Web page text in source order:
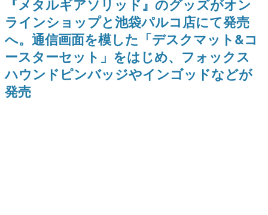
名作ゲームクリエイターの方々に製作時のエピソードをお
聞きし、ヒットする企画（ゲーム）とは何か？を探ってい
きます。
この物語を解いてはいけない。『赫本』は、〈試験問題〉
の形をした短編ホラー小説集です。
『メタルギアソリッド』のグッズがオン
ラインショップと池袋パルコ店にて発売
へ。通信画面を模した「デスクマット&コ
ースターセット」をはじめ、フォックス
ハウンドピンバッジやインゴッドなどが
発売